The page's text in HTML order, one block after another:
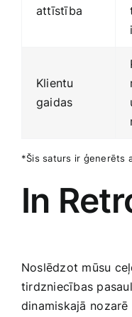
attīstība
Klientu
gaidas
*Šis‍ saturs ir ģenerēts
In
Noslēdzot mūsu
tirdzniecības
dinamiskajā